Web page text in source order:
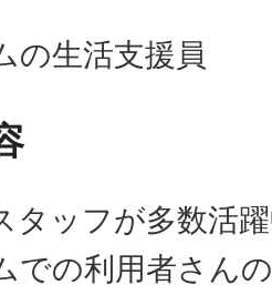
の生活支援員
タッフが多数活
での利用者さん